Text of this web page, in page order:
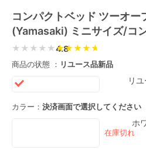
コンパクトベッド ツーオー
(Yamasaki) ミニサイズ/コ
★★★★★4.8
商品の状態 ： リユース品新品
リ
カラー： 決済画面で選択してください
ホ